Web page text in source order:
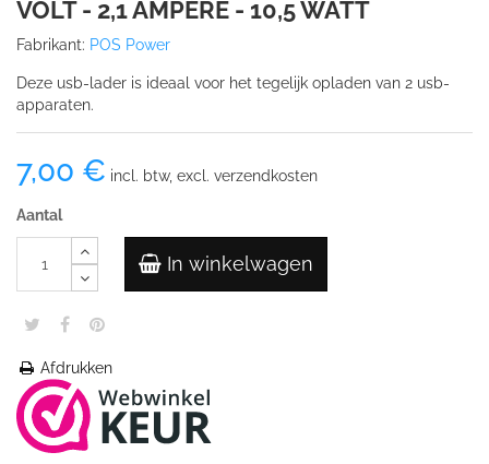
VOLT - 2,1 AMPÈRE - 10,5 WATT
Fabrikant: POS Power
Deze usb-lader is ideaal voor het tegelijk opladen van 2 usb-
apparaten.
7,00 € incl. btw, excl. verzendkosten
Aantal
In winkelwagen
Afdrukken